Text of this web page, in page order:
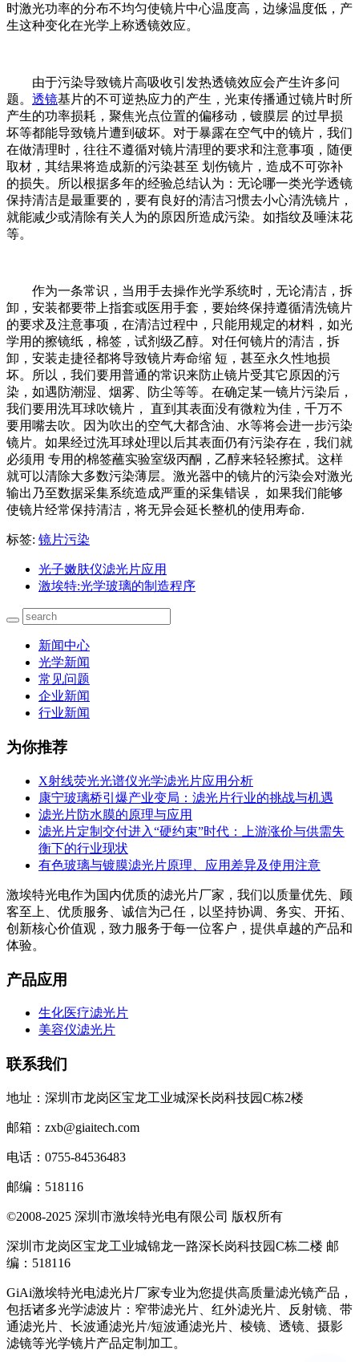
时激光功率的分布不均匀使镜片中心温度高，边缘温度低，产
生这种变化在光学上称透镜效应。
由于污染导致镜片高吸收引发热透镜效应会产生许多问
题。 透镜基片的不可逆热应力的产生，光束传播通过镜片时所
产生的功率损耗，聚焦光点位置的偏移动，镀膜层 的过早损
坏等都能导致镜片遭到破坏。对于暴露在空气中的镜片，我们
在做清理时，往往不遵循对镜片清理的要求和注意事项，随便
取材，其结果将造成新的污染甚至 划伤镜片，造成不可弥补
的损失。所以根据多年的经验总结认为：无论哪一类光学透镜
保持清洁是最重要的，要有良好的清洁习惯去小心清洗镜片，
就能减少或清除有关人为的原因所造成污染。 如指纹及唾沫花
等。
作为一条常识，当用手去操作光学系统时，无论清洁，拆
卸，安装都要带上指套或医用手套，要始终保持遵循清洗镜片
的要求及注意事项，在清洁过程中，只能用规定的材料，如光
学用的擦镜纸，棉签，试剂级乙醇。对任何镜片的清洁，拆
卸，安装走捷径都将导致镜片寿命缩 短，甚至永久性地损
坏。所以，我们要用普通的常识来防止镜片受其它原因的污
染，如遇防潮湿、烟雾、防尘等等。在确定某一镜片污染后，
我们要用洗耳球吹镜片， 直到其表面没有微粒为佳，千万不
要用嘴去吹。因为吹出的空气大都含油、水等将会进一步污染
镜片。如果经过洗耳球处理以后其表面仍有污染存在，我们就
必须用 专用的棉签蘸实验室级丙酮，乙醇来轻轻擦拭。这样
就可以清除大多数污染薄层。激光器中的镜片的污染会对激光
输出乃至数据采集系统造成严重的采集错误， 如果我们能够
使镜片经常保持清洁，将无异会延长整机的使用寿命.
标签: 镜片污染
光子嫩肤仪滤光片应用
激埃特:光学玻璃的制造程序
新闻中心
光学新闻
常见问题
企业新闻
行业新闻
为你推荐
X射线荧光光谱仪光学滤光片应用分析
康宁玻璃桥引爆产业变局：滤光片行业的挑战与机遇
滤光片防水膜的原理与应用
滤光片定制交付进入“硬约束”时代：上游涨价与供需失
衡下的行业现状
有色玻璃与镀膜滤光片原理、应用差异及使用注意
激埃特光电作为国内优质的滤光片厂家，我们以质量优先、顾
客至上、优质服务、诚信为己任，以坚持协调、务实、开拓、
创新核心价值观，致力服务于每一位客户，提供卓越的产品和
体验。
产品应用
生化医疗滤光片
美容仪滤光片
联系我们
地址：深圳市龙岗区宝龙工业城深长岗科技园C栋2楼
邮箱：zxb@giaitech.com
电话：0755-84536483
邮编：518116
©2008-2025 深圳市激埃特光电有限公司 版权所有
深圳市龙岗区宝龙工业城锦龙一路深长岗科技园C栋二楼 邮
编：518116
GiAi激埃特光电滤光片厂家专业为您提供高质量滤光镜产品，
包括诸多光学滤波片：窄带滤光片、红外滤光片、反射镜、带
通滤光片、长波通滤光片/短波通滤光片、棱镜、透镜、摄影
滤镜等光学镜片产品定制加工。